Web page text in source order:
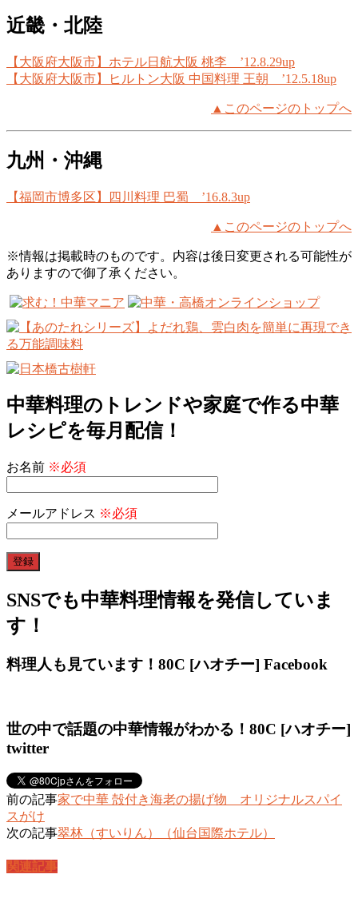
近畿・北陸
【大阪府大阪市】ホテル日航大阪 桃李 ’12.8.29up
【大阪府大阪市】ヒルトン大阪 中国料理 王朝 ’12.5.18up
▲このページのトップへ
九州・沖縄
【福岡市博多区】四川料理 巴蜀 ’16.8.3up
▲このページのトップへ
※情報は掲載時のものです。内容は後日変更される可能性が
ありますので御了承ください。
中華料理のトレンドや家庭で作る中華
レシピを毎月配信！
お名前 ※必須
メールアドレス ※必須
SNSでも中華料理情報を発信していま
す！
料理人も見ています！80C [ハオチー] Facebook
世の中で話題の中華情報がわかる！80C [ハオチー]
twitter
前の記事家で中華 殻付き海老の揚げ物 オリジナルスパイ
スがけ
次の記事翠林（すいりん）（仙台国際ホテル）
関連記事